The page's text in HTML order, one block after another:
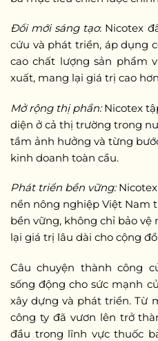
Đổi mới sáng tạo: Nicotex
cứu và phát triển, áp dụng
cao chất lượng sản phẩm
xuất, mang lại giá trị cao
Mở rộng thị phần:Nicotex
diện ở cả thị trường trong
tầm ảnh hưởng và từng
kinh doanh toàn cầu.
Phát triển bền vững:
nền nông nghiệp Việt Nam
bền vững, không chỉ bảo
lại giá trị lâu dài cho cộng
Câu chuyện thành công
sống động cho sức mạnh
xây dựng và phát triển. Từ
công ty đã vươn lên trở
đầu trong lĩnh vực thuốc